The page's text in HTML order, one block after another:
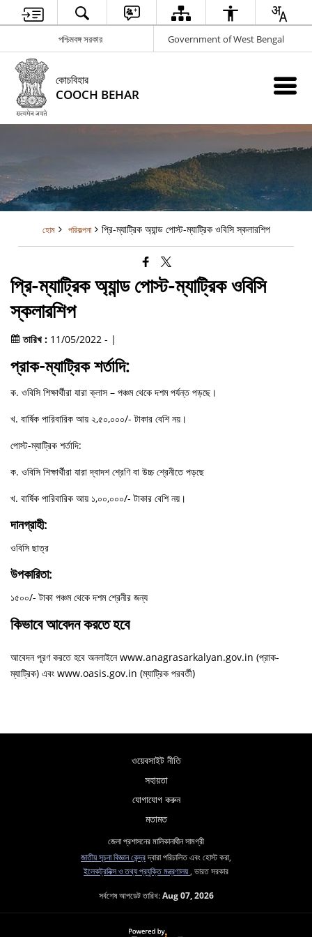
পশ্চিমবঙ্গ সরকার Government of West Bengal
কোচবিহার
COOCH BEHAR
হোম পরিকল্পনা প্রি-ম্যাট্রিক অ্যান্ড পোস্ট-ম্যাট্রিক ওবিসি স্কলারশিপ
প্রি-ম্যাট্রিক অ্যান্ড পোস্ট-ম্যাট্রিক ওবিসি
স্কলারশিপ
তারিখ : 11/05/2022 - |
প্রাক-ম্যাট্রিক শর্তাদি:
ক. ওবিসি শিক্ষার্থীরা যারা ক্লাস – পঞ্চম থেকে দশম পর্যন্ত পড়ছে।
খ. বার্ষিক পারিবারিক আয় ২,৫০,০০০/- টাকার বেশি নয়।
পোস্ট-ম্যাট্রিক শর্তাদি:
ক. ওবিসি শিক্ষার্থীরা যারা দ্বাদশ শ্রেণি বা উচ্চ শ্রেনীতে পড়ছে
খ. বার্ষিক পারিবারিক আয় ১,০০,০০০/- টাকার বেশি নয়।
দানগ্রাহী:
ওবিসি ছাত্র
উপকারিতা:
১৫০০/- টাকা পঞ্চম থেকে দশম শ্রেনীর জন্য
কিভাবে আবেদন করতে হবে
আবেদন পূরণ করতে হবে অনলাইনে www.anagrasarkalyan.gov.in (প্রাক-
ম্যাট্রিক) এবং www.oasis.gov.in (ম্যাট্রিক পরবর্তী)
ওয়েবসাইট নীতি
সহায়তা
যোগাযোগ করুন
মতামত
জেলা প্রশাসনের মালিকানাধীন সামগ্রী
জাতীয় সূচনা বিজ্ঞান কেন্দ্রদ্বারা পরিচালিত এবং হোস্ট করা,
ইলেকট্রনিক্স ও তথ্য প্রযুক্তি মন্ত্রণালয় , ভারত সরকার
সর্বশেষ আপডেট তারিখ:Aug 07, 2026